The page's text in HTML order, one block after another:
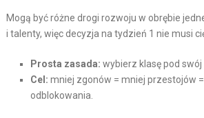
Mogą być różne drogi rozwoju w obrębie
i talenty, więc decyzja na tydzień 1 nie musi
Prosta zasada: wybierz klasę pod swój
Cel: mniej zgonów = mniej przestojów
odblokowania.